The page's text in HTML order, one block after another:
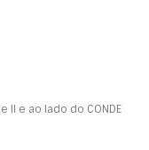
II e ao lado do CONDE